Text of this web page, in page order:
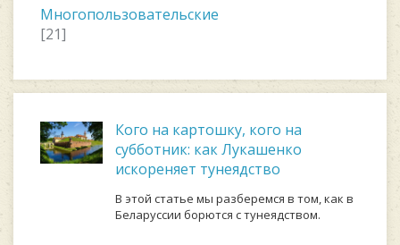
Многопользовательские
[21]
Кого на картошку, кого на
субботник: как Лукашенко
искореняет тунеядство
В этой статье мы разберемся в том, как в
Беларуссии борются с тунеядством.